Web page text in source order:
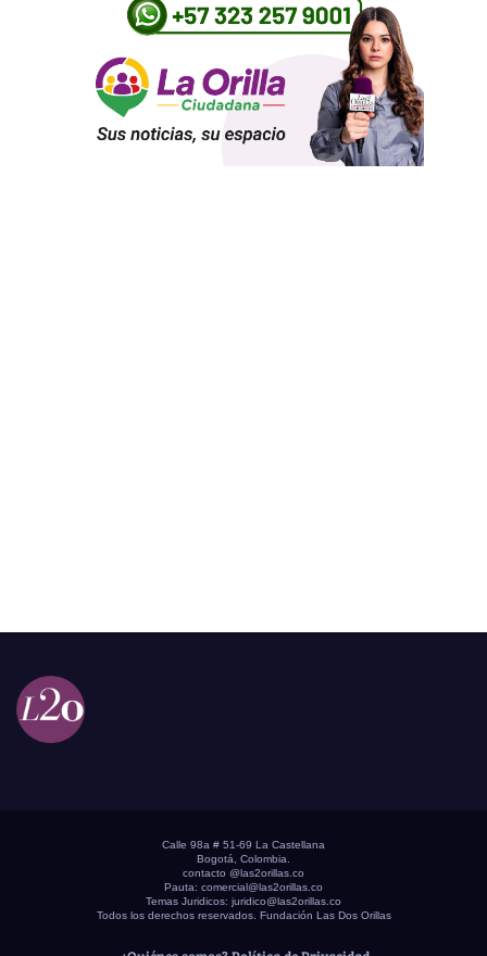
Calle 98a # 51-69 La Castellana
Bogotá, Colombia.
contacto @las2orillas.co
Pauta: comercial@las2orillas.co
Temas Juridicos: juridico@las2orillas.co
Todos los derechos reservados. Fundación Las Dos Orillas